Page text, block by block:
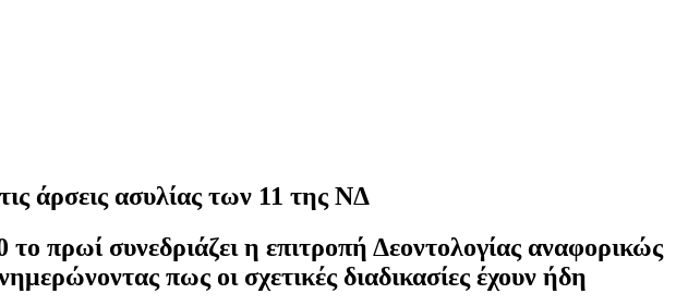
άρσεις ασυλίας των 11 της ΝΔ
πρωί συνεδριάζει η επιτροπή Δεοντολογίας αναφορικώς
πως οι σχετικές διαδικασίες έχουν ήδη